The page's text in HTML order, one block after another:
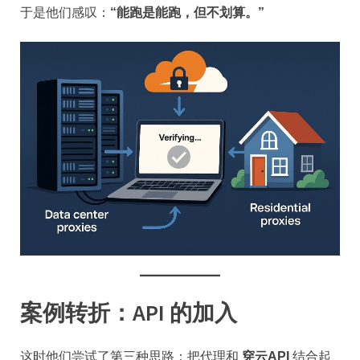
于是他们感叹： “能跑是能跑，但不划算。”
案例转折：API 的加入
这时他们尝试了第三种思路：把代理和 穿云API 结合起